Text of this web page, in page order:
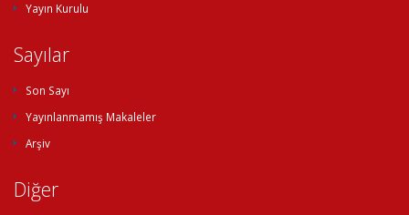
Yayın Kurulu
Sayılar
Son Sayı
Yayınlanmamış Makaleler
Arşiv
Diğer